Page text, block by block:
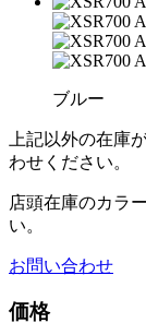
ブルー
上記以外の在庫
わせください。
店頭在庫のカラ
い。
お問い合わせ
価格